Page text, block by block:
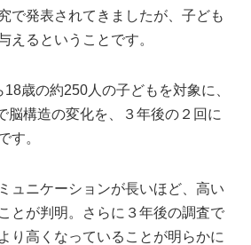
で発表されてきましたが、子ども
えるということです。
歳の約250人の子どもを対象に、
脳構造の変化を、３年後の２回に
す。
ュニケーションが長いほど、高い
とが判明。さらに３年後の調査で
り高くなっていることが明らかに